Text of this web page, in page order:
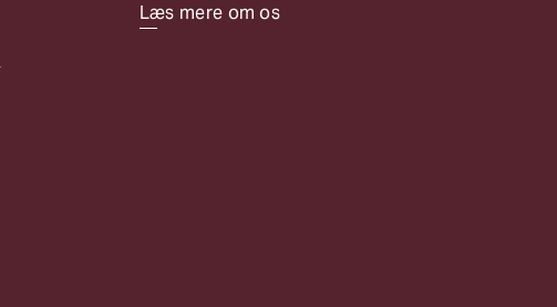
Læs mere om os